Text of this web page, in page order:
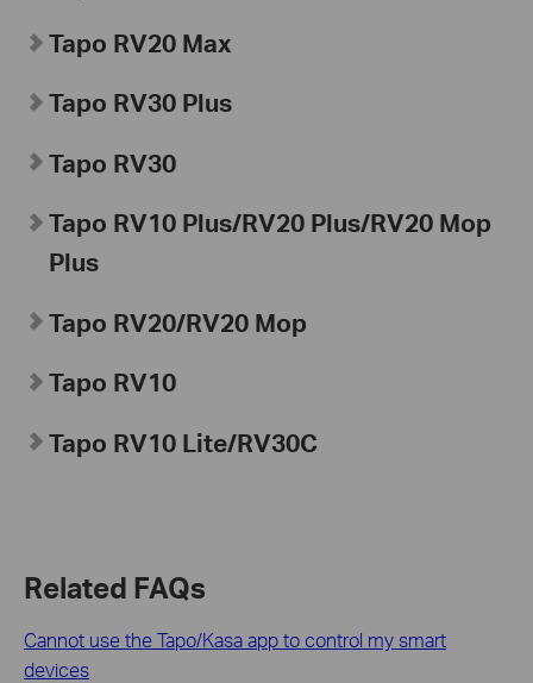
Tapo RV20 Max
Tapo RV30 Plus
Tapo RV30
Tapo RV10 Plus/RV20 Plus/RV20 Mop
Plus
Tapo RV20/RV20 Mop
Tapo RV10
Tapo RV10 Lite/RV30C
Related FAQs
Cannot use the Tapo/Kasa app to control my smart
devices